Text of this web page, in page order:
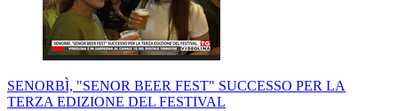
SENORBÌ, "SENOR BEER FEST" SUCCESSO PER LA
TERZA EDIZIONE DEL FESTIVAL